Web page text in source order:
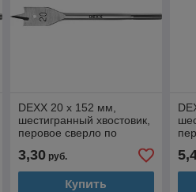
DEXX 20 x 152 мм,
шестигранный хвостовик,
перовое сверло по
3,30руб.
Купить